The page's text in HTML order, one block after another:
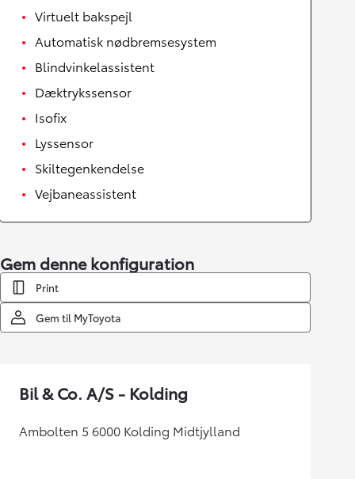
Virtuelt bakspejl
Automatisk nødbremsesystem
Blindvinkelassistent
Dæktrykssensor
Isofix
Lyssensor
Skiltegenkendelse
Vejbaneassistent
Gem denne konfiguration
Print
Gem til MyToyota
Bil & Co. A/S - Kolding
Ambolten 5 6000 Kolding Midtjylland